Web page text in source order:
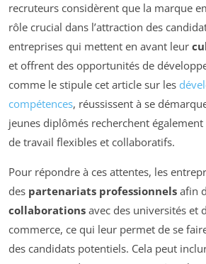
recruteurs considèrent que la marque
rôle crucial dans l’attraction des
entreprises qui mettent en avant leur
et offrent des opportunités de
comme le stipule cet article sur les
compétences, réussissent à se
jeunes diplômés recherchent
de travail flexibles et collaboratifs.
Pour répondre à ces attentes, les
des partenariats professionnels afin
collaborations avec des universités et
commerce, ce qui leur permet de se
des candidats potentiels. Cela peut